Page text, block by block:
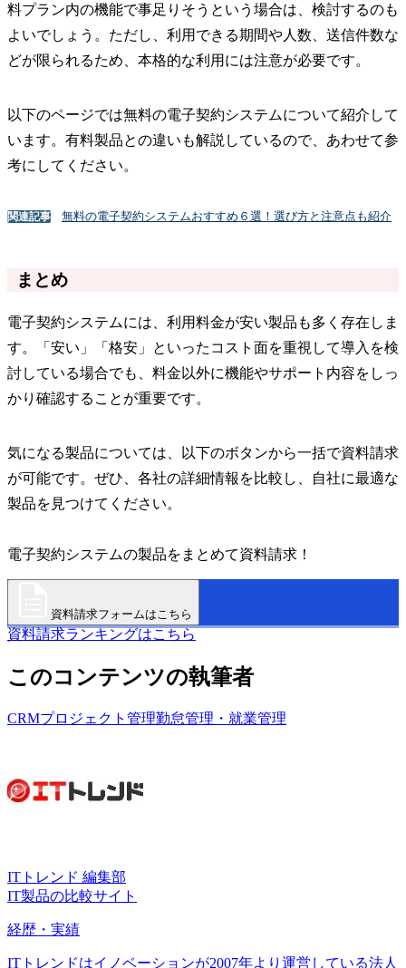
料プラン内の機能で事足りそうという場合は、検討するのも
よいでしょう。ただし、利用できる期間や人数、送信件数な
どが限られるため、本格的な利用には注意が必要です。
以下のページでは無料の電子契約システムについて紹介して
います。有料製品との違いも解説しているので、あわせて参
考にしてください。
関連記事 無料の電子契約システムおすすめ６選！選び方と注意点も紹介
まとめ
電子契約システムには、利用料金が安い製品も多く存在しま
す。「安い」「格安」といったコスト面を重視して導入を検
討している場合でも、料金以外に機能やサポート内容をしっ
かり確認することが重要です。
気になる製品については、以下のボタンから一括で資料請求
が可能です。ぜひ、各社の詳細情報を比較し、自社に最適な
製品を見つけてください。
電子契約システムの製品をまとめて資料請求！
資料請求フォームはこちら
資料請求ランキングはこちら
このコンテンツの執筆者
CRMプロジェクト管理勤怠管理・就業管理
ITトレンド 編集部
IT製品の比較サイト
経歴・実績
ITトレンドはイノベーションが2007年より運営している法人